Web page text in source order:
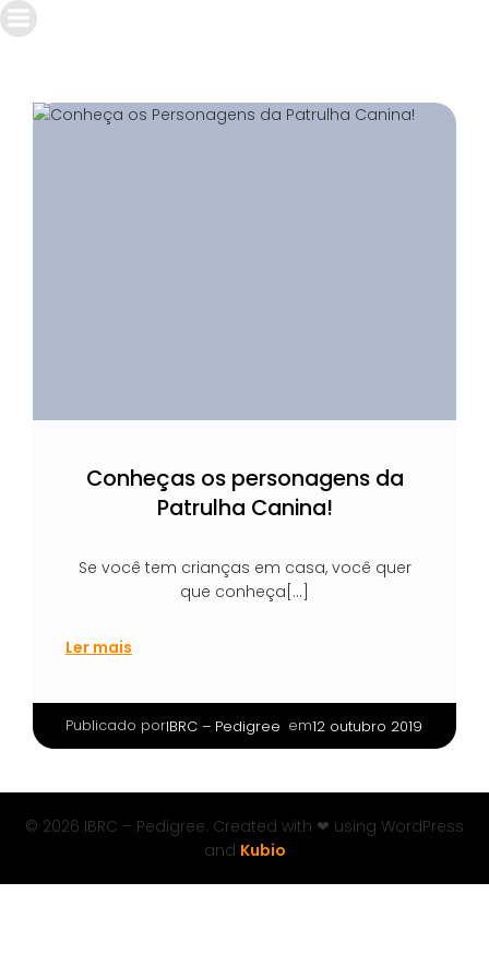
Conheças os personagens da
Patrulha Canina!
Se você tem crianças em casa, você quer
que conheça[…]
Ler mais
Publicado porIBRC – Pedigree em12 outubro 2019
© 2026 IBRC – Pedigree. Created with ❤ using WordPress
and Kubio